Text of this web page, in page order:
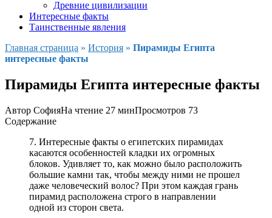
Древние цивилизации
Интересные факты
Таинственные явления
Главная страница » История » Пирамиды Египта
интересные факты
Пирамиды Египта интересные факты
Автор СофияНа чтение 27 минПросмотров 73
Содержание
7. Интересные факты о египетских пирамидах
касаются особенностей кладки их огромных
блоков. Удивляет то, как можно было расположить
большие камни так, чтобы между ними не прошел
даже человеческий волос? При этом каждая грань
пирамид расположена строго в направлении
одной из сторон света.